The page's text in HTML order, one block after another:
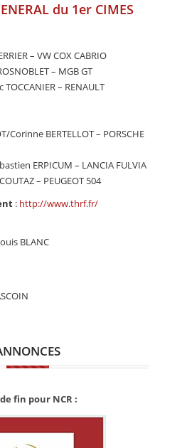
du 1er CIMES
– VW COX CABRIO
– MGB GT
TOCCANIER – RENAULT
Corinne BERTELLOT – PORSCHE
ERPICUM – LANCIA FULVIA
– PEUGEOT 504
: http://www.thrf.fr/
BLANC
fin pour NCR :